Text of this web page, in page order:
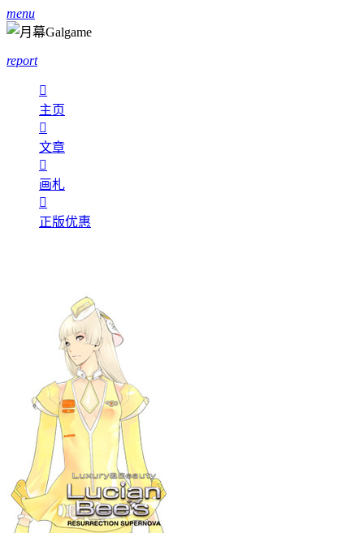
menu
report

主页

文章

画札

正版优惠